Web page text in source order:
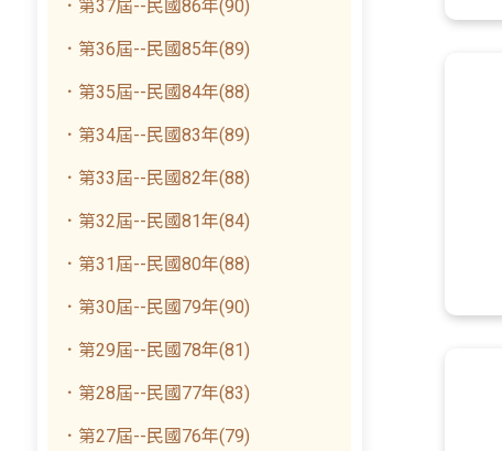
．第37屆--民國86年(90)
．第36屆--民國85年(89)
．第35屆--民國84年(88)
．第34屆--民國83年(89)
．第33屆--民國82年(88)
．第32屆--民國81年(84)
．第31屆--民國80年(88)
．第30屆--民國79年(90)
．第29屆--民國78年(81)
．第28屆--民國77年(83)
．第27屆--民國76年(79)